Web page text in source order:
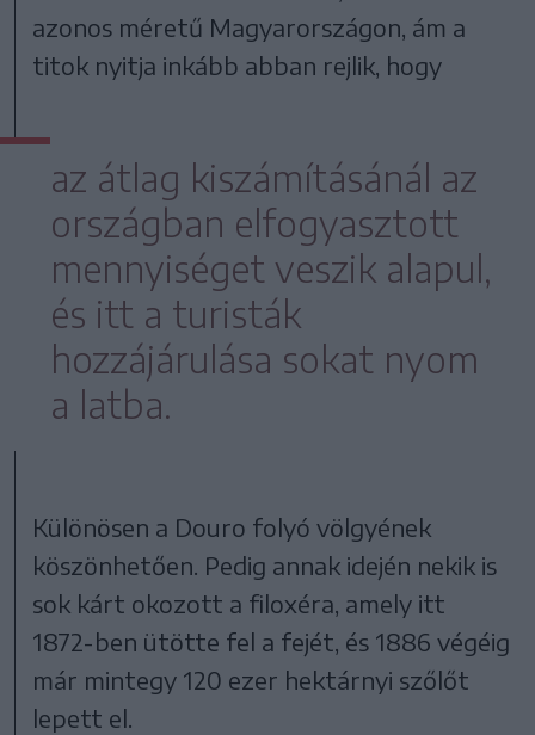
azonos méretű Magyarországon, ám a
titok nyitja inkább abban rejlik, hogy
az átlag kiszámításánál az
országban elfogyasztott
mennyiséget veszik alapul,
és itt a turisták
hozzájárulása sokat nyom
a latba.
Különösen a Douro folyó völgyének
köszönhetően. Pedig annak idején nekik is
sok kárt okozott a filoxéra, amely itt
1872-ben ütötte fel a fejét, és 1886 végéig
már mintegy 120 ezer hektárnyi szőlőt
lepett el.